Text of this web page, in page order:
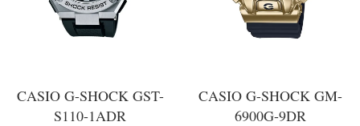
CASIO G-SHOCK GST-
S110-1ADR
CASIO G-SHOCK GM-
6900G-9DR